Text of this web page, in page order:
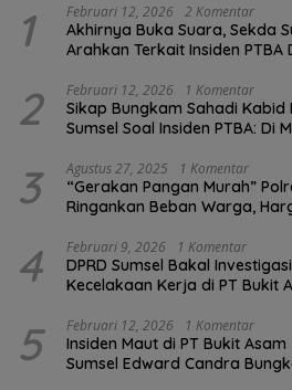
1 Februari 12, 2026 2 Komentar
Akhirnya Buka Suara, Sekda
Arahkan Terkait Insiden
2 Februari 12, 2026 1 Komentar
Sikap Bungkam Sahadi Kabid
Sumsel Soal Insiden PTBA: Di
3 Agustus 27, 2025 1 Komentar
“Gerakan Pangan Murah”
Ringankan Beban Warga,
4 Februari 9, 2026 1 Komentar
DPRD Sumsel Bakal
Kecelakaan Kerja di PT Bukit
5 Februari 12, 2026 1 Komentar
Insiden Maut di PT Bukit
Sumsel Edward Candra